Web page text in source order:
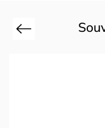
Previous